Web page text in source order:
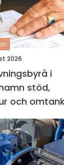
2026
i
stöd,
och
tid